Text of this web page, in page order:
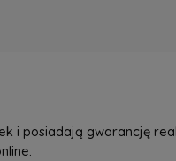
i posiadają gwarancję